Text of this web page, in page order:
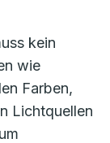
kein
wie
Farben,
Lichtquellen